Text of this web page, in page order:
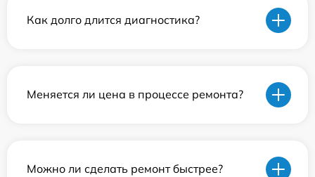
Как долго длится диагностика?
Меняется ли цена в процессе ремонта?
Можно ли сделать ремонт быстрее?